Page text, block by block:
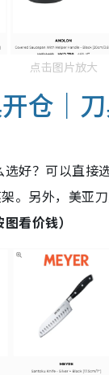
点击图片放大
仓｜
选好？可以直接
。另外，美亚
图看价钱）